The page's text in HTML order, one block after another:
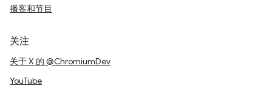
播客和节目
关注
关于 X 的 @ChromiumDev
YouTube